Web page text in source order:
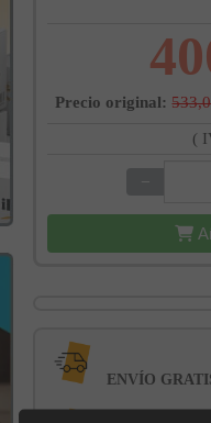
Precio original:
(
−
ENVÍO